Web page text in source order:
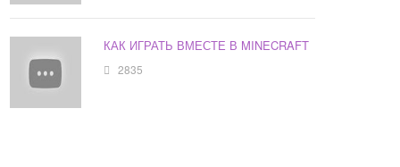
КАК ИГРАТЬ ВМЕСТЕ В MINECRAFT
2835